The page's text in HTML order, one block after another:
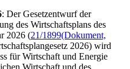
: Der Gesetzentwurf der
des Wirtschaftsplans des
2026 (21/1899(Dokument,
2026) wird
für Wirtschaft und Energie